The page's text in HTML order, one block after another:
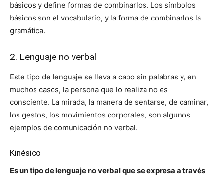
básicos y define formas de combinarlos. Los símbolos
básicos son el vocabulario, y la forma de combinarlos la
gramática.
2. Lenguaje no verbal
Este tipo de lenguaje se lleva a cabo sin palabras y, en
muchos casos, la persona que lo realiza no es
consciente. La mirada, la manera de sentarse, de caminar,
los gestos, los movimientos corporales, son algunos
ejemplos de comunicación no verbal.
Kinésico
Es un tipo de lenguaje no verbal que se expresa a través